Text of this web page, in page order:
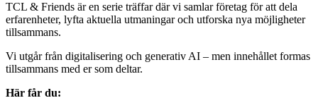
TCL & Friends är en serie träffar där vi samlar företag för att dela
erfarenheter, lyfta aktuella utmaningar och utforska nya möjligheter
tillsammans.
Vi utgår från digitalisering och generativ AI – men innehållet formas
tillsammans med er som deltar.
Här får du: